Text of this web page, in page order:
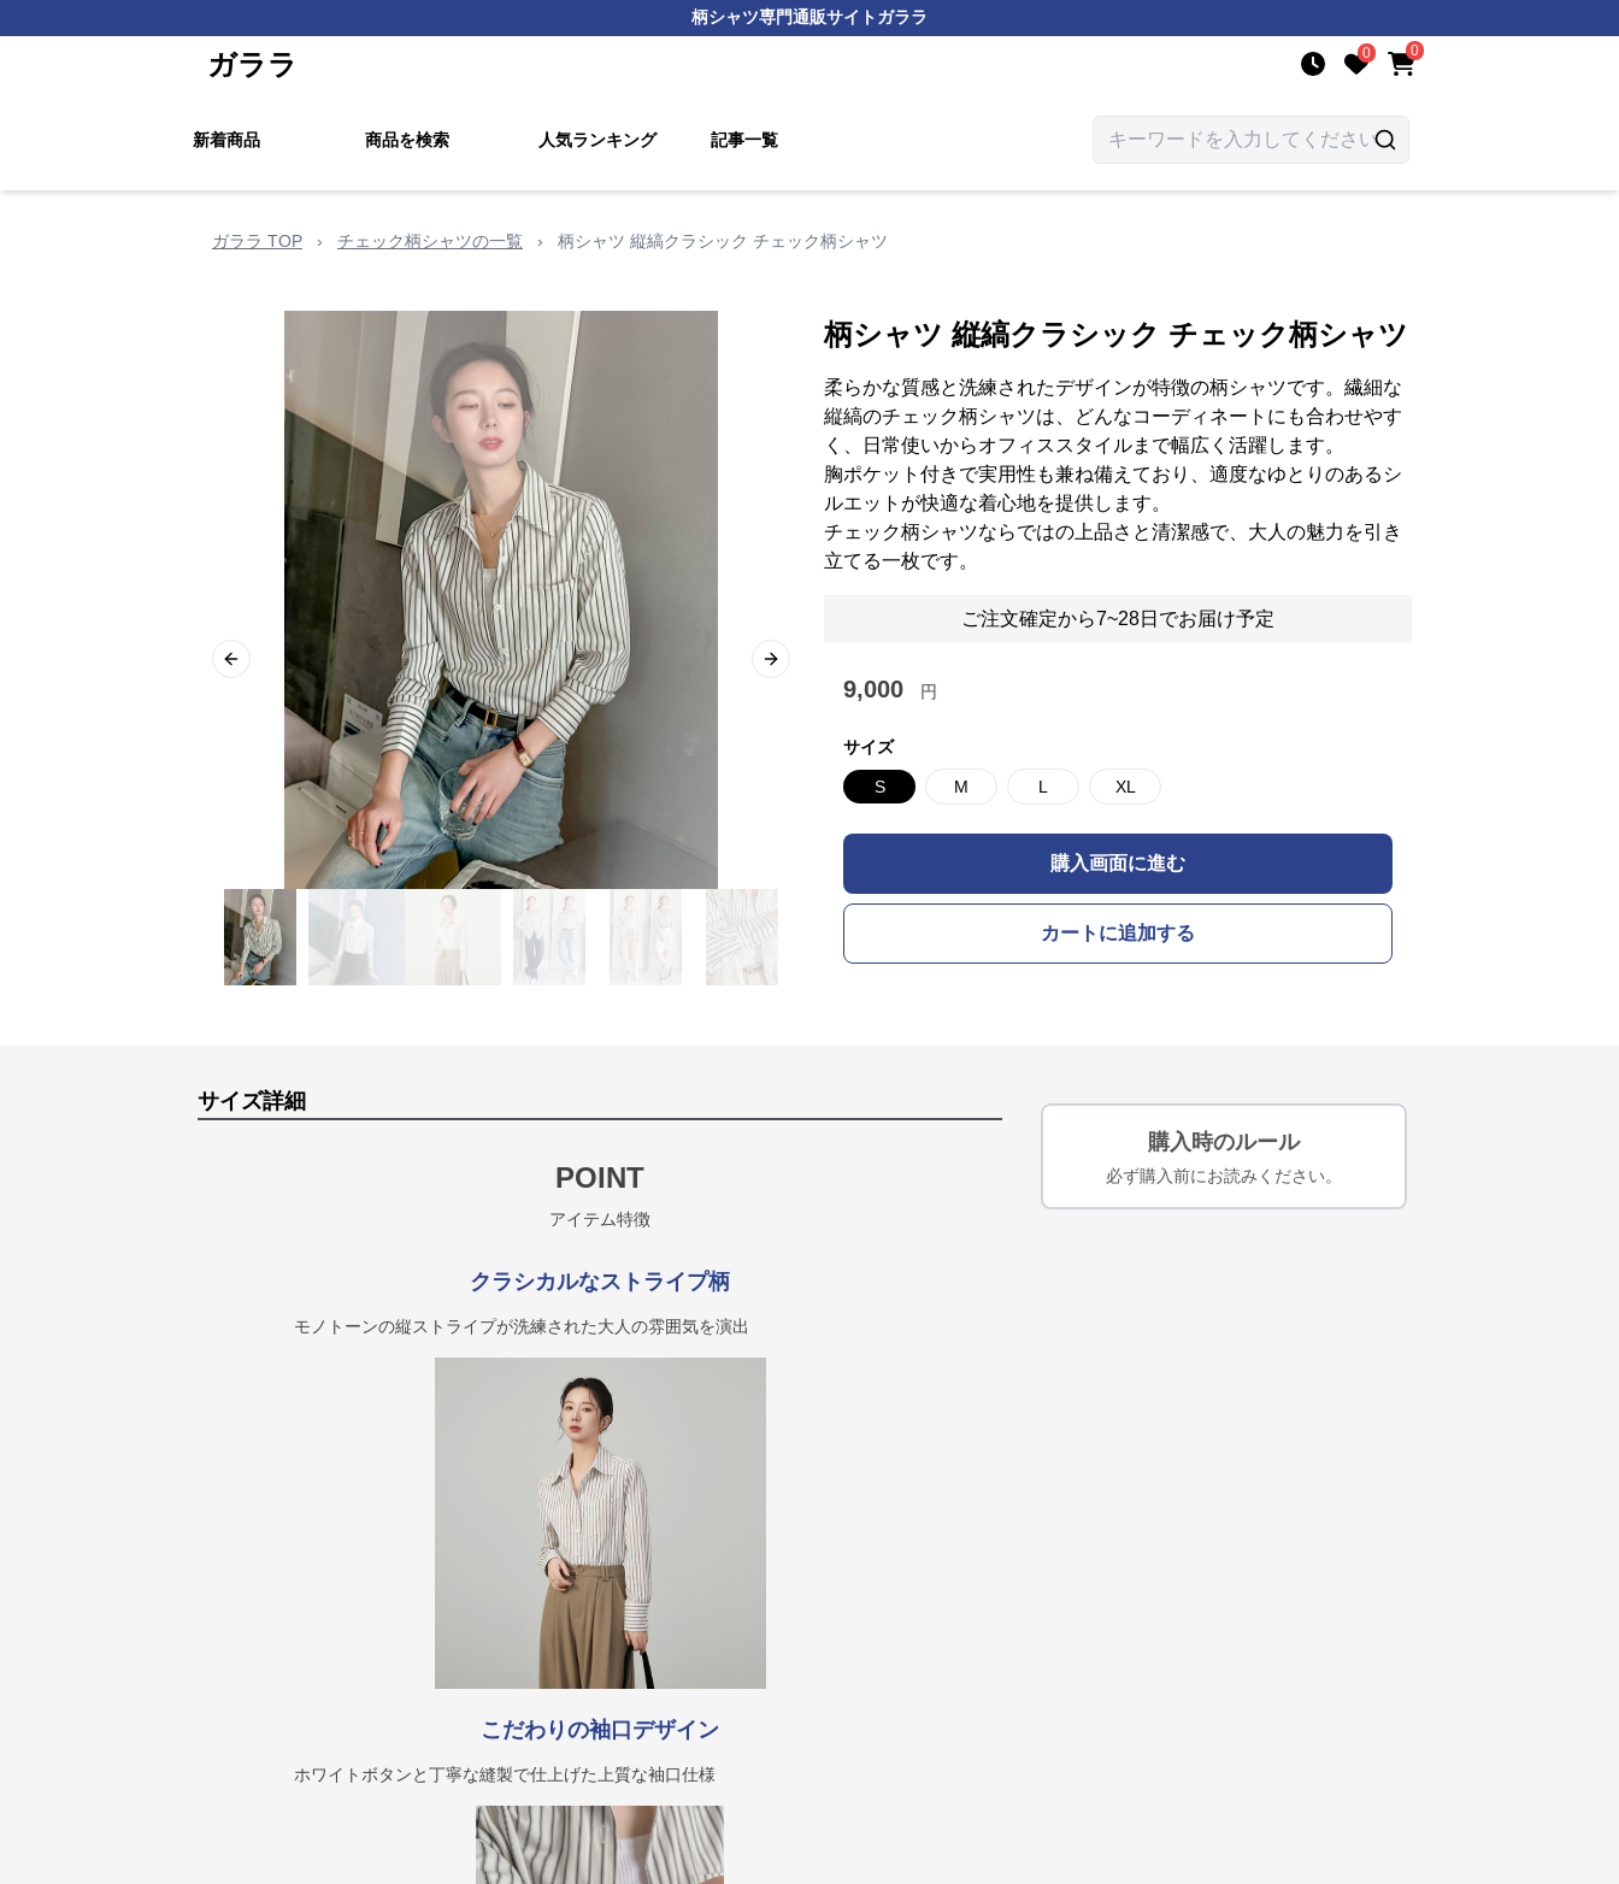
柄シャツ専門通販サイトガララ
ガララ 0 0
新着商品 商品を検索 人気ランキング 記事一覧
ガララ TOP › チェック柄シャツの一覧 › 柄シャツ 縦縞クラシック チェック柄シャツ
Previous slide Next slide
柄シャツ 縦縞クラシック チェック柄シャツ
柔らかな質感と洗練されたデザインが特徴の柄シャツです。繊細な
縦縞のチェック柄シャツは、どんなコーディネートにも合わせやす
く、日常使いからオフィススタイルまで幅広く活躍します。
胸ポケット付きで実用性も兼ね備えており、適度なゆとりのあるシ
ルエットが快適な着心地を提供します。
チェック柄シャツならではの上品さと清潔感で、大人の魅力を引き
立てる一枚です。
ご注文確定から7~28日でお届け予定
9,000 円
サイズ
S M L XL
購入画面に進む
カートに追加する
サイズ詳細
POINT
アイテム特徴
クラシカルなストライプ柄
モノトーンの縦ストライプが洗練された大人の雰囲気を演出
こだわりの袖口デザイン
ホワイトボタンと丁寧な縫製で仕上げた上質な袖口仕様
購入時のルール
必ず購入前にお読みください。